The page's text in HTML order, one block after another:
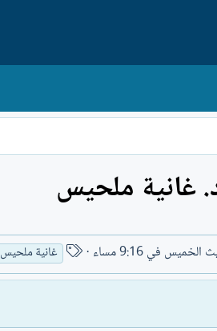
غانية ملحيس
الخميس في 9:16 مساء
ا
س
غانية ملحيس